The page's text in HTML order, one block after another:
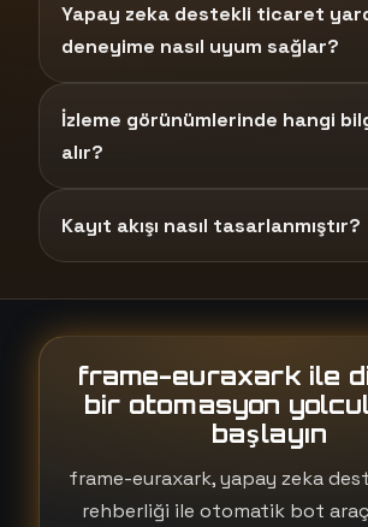
Yapay zeka destekli ticaret
deneyime nasıl uyum sağlar?
İzleme görünümlerinde hangi
alır?
Kayıt akışı nasıl tasarlanmıştır?
frame-euraxark ile
bir otomasyon
başlayın
frame-euraxark, yapay zeka
rehberliği ile otomatik bot